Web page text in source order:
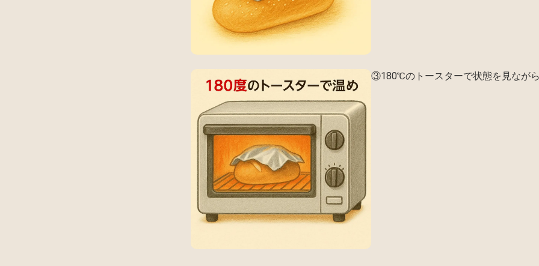
③180℃のトースターで状態を見ながら